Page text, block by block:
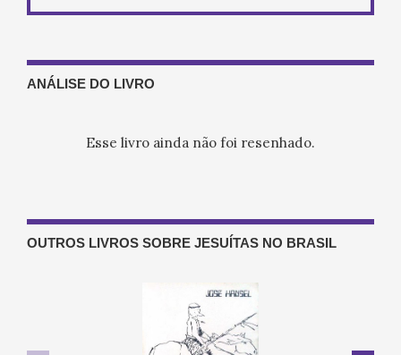
ANÁLISE DO LIVRO
Esse livro ainda não foi resenhado.
OUTROS LIVROS SOBRE JESUÍTAS NO BRASIL